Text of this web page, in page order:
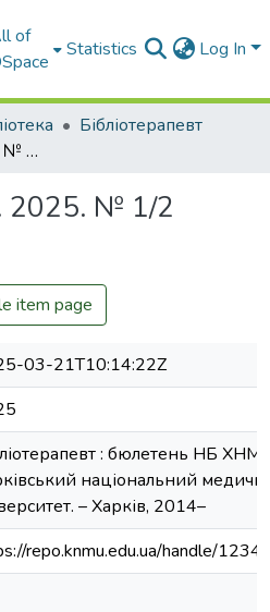
of
Statistics Log In
Бібліотерапевт
Бібліотерапевт. 2025. № 1/2 (124/125)
2025. № 1/2
item page
03-21T10:14:22Z
: бюлетень НБ
національний
– Харків, 2014–
repo.knmu.edu.ua/handle/